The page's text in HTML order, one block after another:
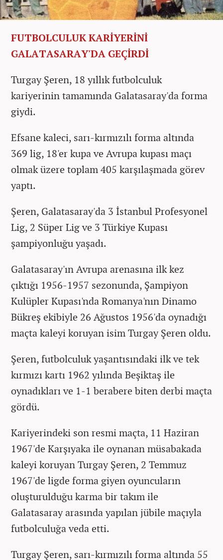
FUTBOLCULUK KARİYERİNİ
GALATASARAY'DA GEÇİRDİ
Turgay Şeren, 18 yıllık futbolculuk
kariyerinin tamamında Galatasaray'da forma
giydi.
Efsane kaleci, sarı-kırmızılı forma altında
369 lig, 18'er kupa ve Avrupa kupası maçı
olmak üzere toplam 405 karşılaşmada görev
yaptı.
Şeren, Galatasaray'da 3 İstanbul Profesyonel
Lig, 2 Süper Lig ve 3 Türkiye Kupası
şampiyonluğu yaşadı.
Galatasaray'ın Avrupa arenasına ilk kez
çıktığı 1956-1957 sezonunda, Şampiyon
Kulüpler Kupası'nda Romanya'nın Dinamo
Bükreş ekibiyle 26 Ağustos 1956'da oynadığı
maçta kaleyi koruyan isim Turgay Şeren oldu.
Şeren, futbolculuk yaşantısındaki ilk ve tek
kırmızı kartı 1962 yılında Beşiktaş ile
oynadıkları ve 1-1 berabere biten derbi maçta
gördü.
Kariyerindeki son resmi maçta, 11 Haziran
1967'de Karşıyaka ile oynanan müsabakada
kaleyi koruyan Turgay Şeren, 2 Temmuz
1967'de ligde forma giyen oyuncuların
oluşturulduğu karma bir takım ile
Galatasaray arasında yapılan jübile maçıyla
futbolculuğa veda etti.
Turgay Şeren, sarı-kırmızılı forma altında 55